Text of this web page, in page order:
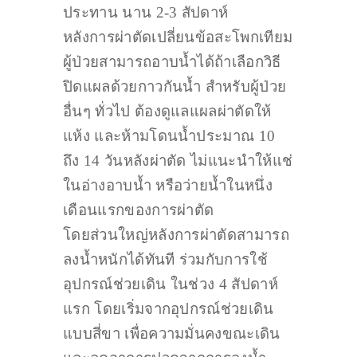
ประทาน นาน 2-3 สัปดาห์
หลังการผ่าตัดเปลี่ยนข้อสะโพกเทียม
ผู้ป่วยสามารถอาบน้ำได้ถ้าเลือกวิธี
ปิดแผลด้วยกาวกันน้ำ สำหรับผู้ป่วย
อื่นๆ ทั่วไป ต้องดูแลแผลผ่าตัดให้
แห้ง และห้ามโดนน้ำประมาณ 10
ถึง 14 วันหลังผ่าตัด ไม่แนะนำให้แช่
ในอ่างอาบน้ำ หรือว่ายน้ำในหนึ่ง
เดือนแรกของการผ่าตัด
โดยส่วนใหญ่หลังการผ่าตัดสามารถ
ลงน้ำหนักได้ทันที ร่วมกับการใช้
อุปกรณ์ช่วยเดิน ในช่วง 4 สัปดาห์
แรก โดยเริ่มจากอุปกรณ์ช่วยเดิน
แบบสี่ขา เพื่อความมั่นคงขณะเดิน